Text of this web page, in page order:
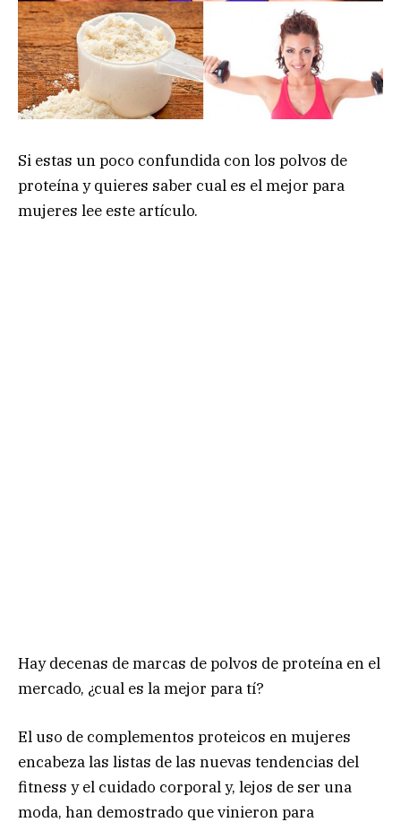
Si estas un poco confundida con los polvos de
proteína y quieres saber cual es el mejor para
mujeres lee este artículo.
Hay decenas de marcas de polvos de proteína en el
mercado, ¿cual es la mejor para tí?
El uso de complementos proteicos en mujeres
encabeza las listas de las nuevas tendencias del
fitness y el cuidado corporal y, lejos de ser una
moda, han demostrado que vinieron para